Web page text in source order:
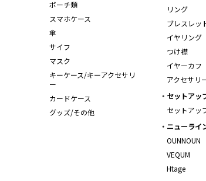
リング
ブレスレッ
イヤリング
つけ襟
イヤーカフ
アクセサリ
ポーチ類
スマホケース
傘
サイフ
マスク
キーケース/キーアクセサリ
ー
カードケース
グッズ/その他
セットアッ
セットアッ
ニューライ
OUNNOUN
VEQUM
Htage